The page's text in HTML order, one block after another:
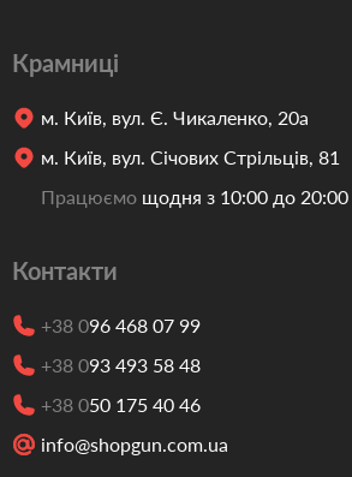
Крамниці
м. Київ, вул. Є. Чикаленко, 20а
м. Київ, вул. Січових Стрільців, 81
Працюємо щодня з 10:00 до 20:00
Контакти
+38 096 468 07 99
+38 093 493 58 48
+38 050 175 40 46
info@shopgun.com.ua